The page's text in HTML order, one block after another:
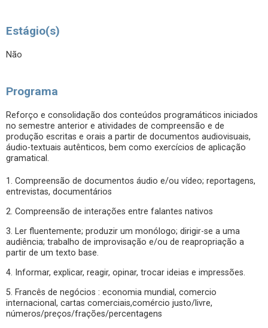
Estágio(s)
Não
Programa
Reforço e consolidação dos conteúdos programáticos iniciados
no semestre anterior e atividades de compreensão e de
produção escritas e orais a partir de documentos audiovisuais,
áudio-textuais autênticos, bem como exercícios de aplicação
gramatical.
1. Compreensão de documentos áudio e/ou vídeo; reportagens,
entrevistas, documentários
2. Compreensão de interações entre falantes nativos
3. Ler fluentemente; produzir um monólogo; dirigir-se a uma
audiência; trabalho de improvisação e/ou de reapropriação a
partir de um texto base.
4. Informar, explicar, reagir, opinar, trocar ideias e impressões.
5. Francês de negócios : economia mundial, comercio
internacional, cartas comerciais,comércio justo/livre,
números/preços/frações/percentagens